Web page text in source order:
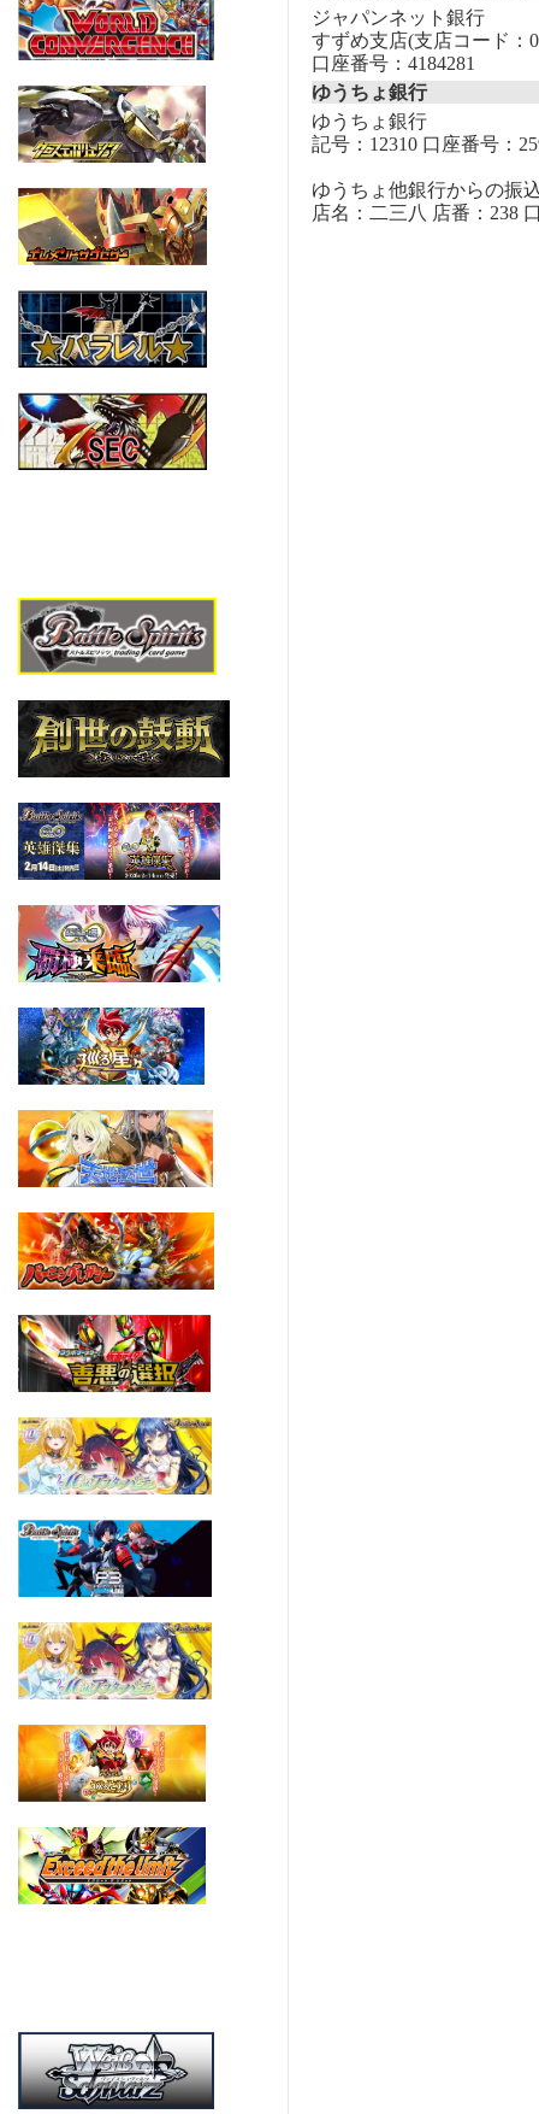
ジャパンネット銀行
すずめ支店(支店コード：
口座番号：4184281
ゆうちょ銀行
ゆうちょ銀行
記号：12310 口座番号：
ゆうちょ他銀行からの振
店名：二三八 店番：238